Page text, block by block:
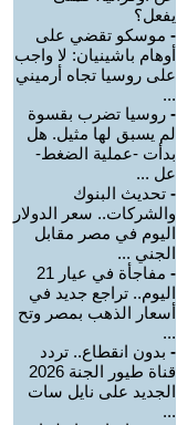
يفعل؟
- موسكو تقضي على
أوهام باشينيان: لا واجب
على روسيا تجاه أرميني
...
- روسيا تضرب بقسوة
لم يسبق لها مثيل. هل
بدأت -عملية الضغط-
عل ...
- تحديث البنوك
والشركات.. سعر الدولار
اليوم في مصر مقابل
الجني ...
-
مفاجأة في عيار 21
اليوم.. تراجع جديد في
أسعار الذهب بمصر وتح
...
- بدون انقطاع.. تردد
قناة طيور الجنة 2026
الجديد على نايل سات
...